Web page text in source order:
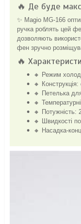
🔥 Де буде
✨ Magio MG-166
ручка роблять цей
дозволяють
фен зручно
🔥
🔸 Режим
🔸 Конструкція:
🔸 Петелька
🔸
🔸 Потужність:
🔸 Швидкості
🔸 Насадка-